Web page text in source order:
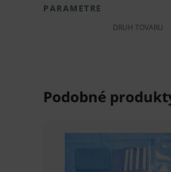
Kvalitné SMMS
Súčasťou je návlek
Spoľahlivé krytie
PARAMETRE
DRUH TOVARU